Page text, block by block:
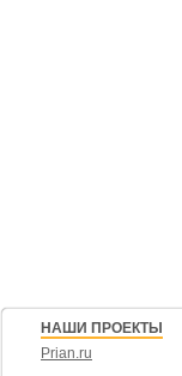
НАШИ ПРОЕКТЫ
Prian.ru